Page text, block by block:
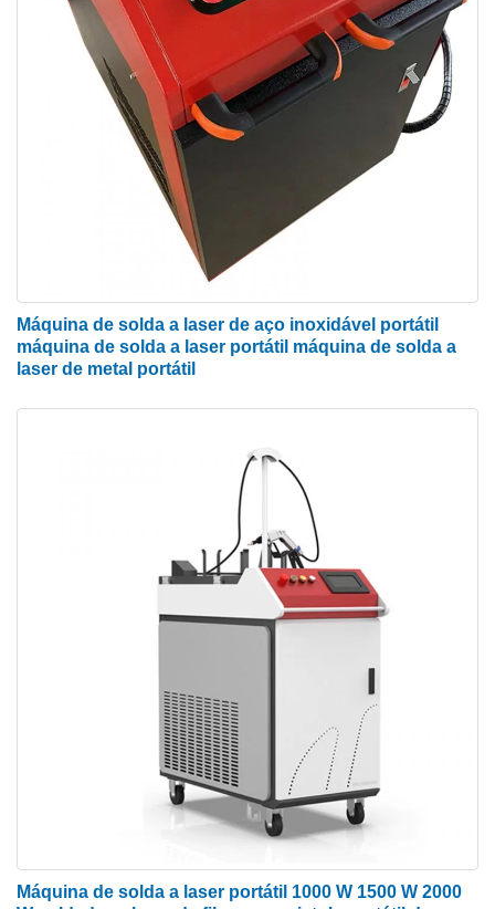
Máquina de solda a laser de aço inoxidável portátil
máquina de solda a laser portátil máquina de solda a
laser de metal portátil
Máquina de solda a laser portátil 1000 W 1500 W 2000